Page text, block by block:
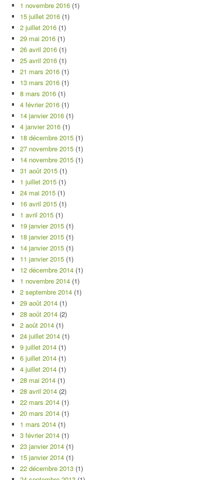
1 novembre 2016 (1)
15 juillet 2016 (1)
2 juillet 2016 (1)
29 mai 2016 (1)
26 avril 2016 (1)
25 avril 2016 (1)
21 mars 2016 (1)
13 mars 2016 (1)
8 mars 2016 (1)
4 février 2016 (1)
14 janvier 2016 (1)
4 janvier 2016 (1)
18 décembre 2015 (1)
27 novembre 2015 (1)
14 novembre 2015 (1)
31 août 2015 (1)
1 juillet 2015 (1)
24 mai 2015 (1)
16 avril 2015 (1)
1 avril 2015 (1)
19 janvier 2015 (1)
18 janvier 2015 (1)
14 janvier 2015 (1)
11 janvier 2015 (1)
12 décembre 2014 (1)
1 novembre 2014 (1)
2 septembre 2014 (1)
29 août 2014 (1)
28 août 2014 (2)
2 août 2014 (1)
24 juillet 2014 (1)
9 juillet 2014 (1)
6 juillet 2014 (1)
4 juillet 2014 (1)
28 mai 2014 (1)
28 avril 2014 (2)
22 mars 2014 (1)
20 mars 2014 (1)
1 mars 2014 (1)
3 février 2014 (1)
23 janvier 2014 (1)
15 janvier 2014 (1)
22 décembre 2013 (1)